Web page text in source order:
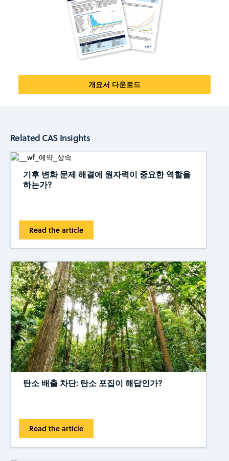
개요서 다운로드
Related CAS Insights
기후 변화 문제 해결에 원자력이 중요한 역할을
하는가?
Read the article
탄소 배출 차단: 탄소 포집이 해답인가?
Read the article